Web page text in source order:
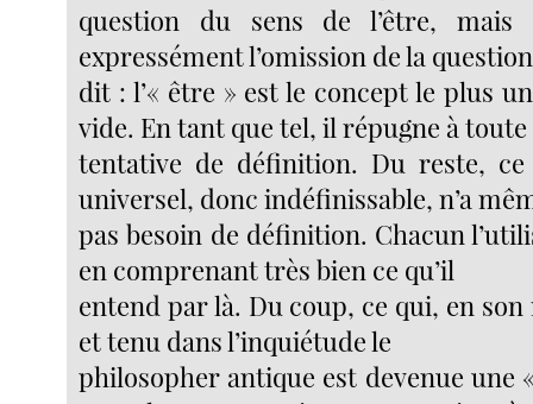
question du sens de l’être, mais
expressément l’omission de la
dit : l’« être » est le concept le plus
vide. En tant que tel, il répugne à toute
tentative de définition. Du reste,
universel, donc indéfinissable, n’a
pas besoin de définition. Chacun
en comprenant très bien ce qu’il
entend par là. Du coup, ce qui, en
et tenu dans l’inquiétude le
philosopher antique est devenue une